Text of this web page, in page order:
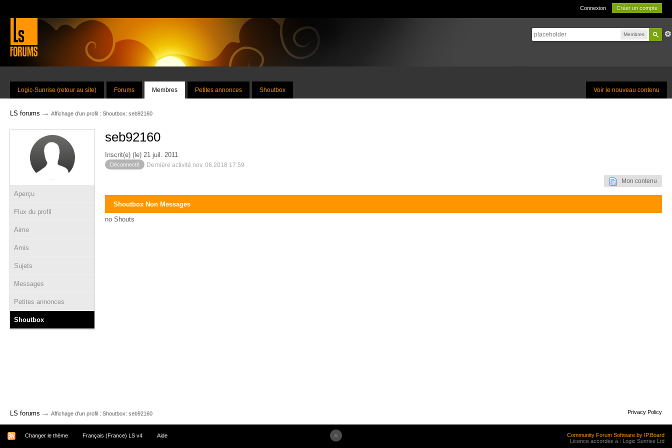
Connexion Créer un compte
Membres
Voir le nouveau contenu
Logic-Sunrise (retour au site) Forums Membres Petites annonces Shoutbox
LS forums → Affichage d'un profil : Shoutbox: seb92160
Aperçu
Flux du profil
Aime
Amis
Sujets
Messages
Petites annonces
Shoutbox
seb92160
Inscrit(e) (le) 21 juil. 2011
Déconnecté Dernière activité nov. 06 2018 17:59
Mon contenu
Shoutbox Non Messages
no Shouts
LS forums → Affichage d'un profil : Shoutbox: seb92160 Privacy Policy
Changer le thème Français (France) LS v4 Aide
Community Forum Software by IP.Board
Licence accordée à : Logic Sunrise Ltd